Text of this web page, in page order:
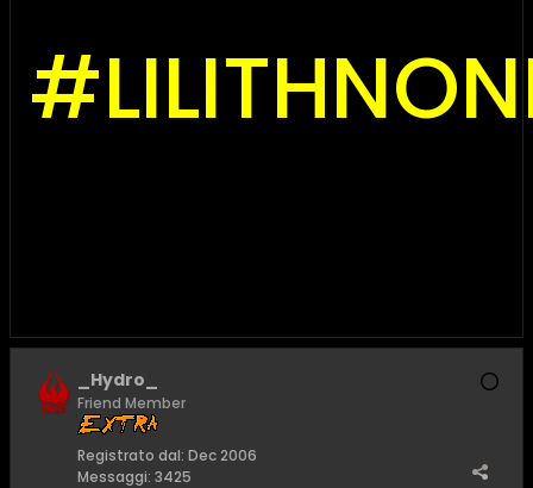
_Hydro_
Friend Member
Registrato dal: Dec 2006
Messaggi: 3425